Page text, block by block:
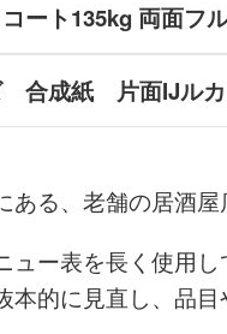
ート135kg 両面
合成紙 片面IJル
ある、老舗の居酒
ュー表を長く使用
本的に見直し、品